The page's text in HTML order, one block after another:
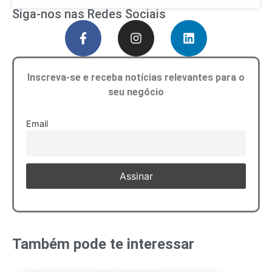
Siga-nos nas Redes Sociais
Inscreva-se e receba notícias relevantes para o
seu negócio
Email
Também pode te interessar